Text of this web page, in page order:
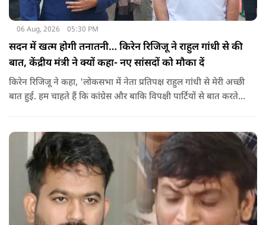
06 Aug, 2026 05:30 PM
सदन में खत्म होगी तनातनी… किरेन रिजिजू ने राहुल गांधी से की
बात, केंद्रीय मंत्री ने क्यों कहा- नए सांसदों को मौका दें
किरेन रिजिजू ने कहा, 'लोकसभा में नेता प्रतिपक्ष राहुल गांधी से मेरी अच्छी
बात हुई. हम चाहते हैं कि कांग्रेस और बाकि विपक्षी पार्टियों से बात करते